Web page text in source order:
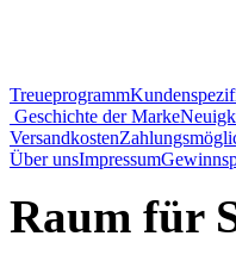
Treueprogramm
Geschichte der Marke
Versandkosten
Über unsImpressum
Raum für